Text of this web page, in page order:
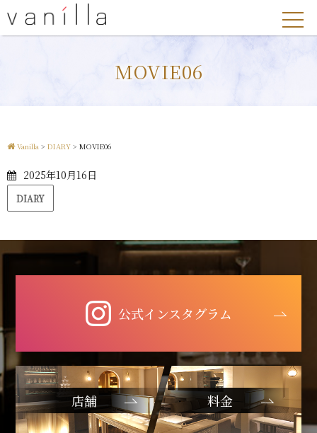
MOVIE06
Vanilla > DIARY > MOVIE06
2025年10月16日
DIARY
公式インスタグラム
店舗 料金